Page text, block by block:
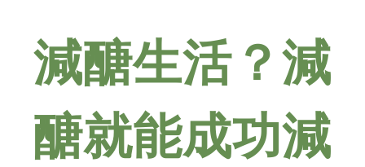
減醣生活？減
醣就能成功減